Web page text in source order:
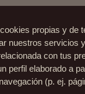
la que
se acumula
La
provechosa para
de
propias y de
nuestros servicios
con tus
perfil elaborado a
(p. ej.